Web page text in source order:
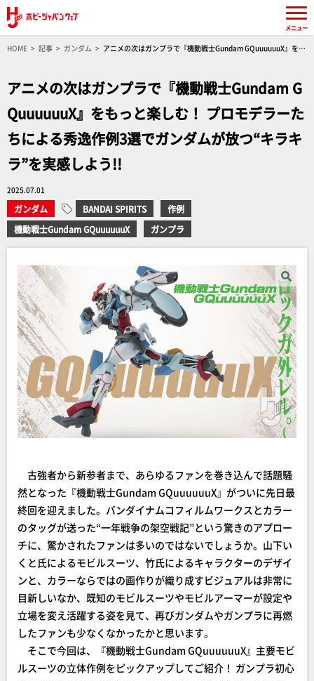
HOME 記事 ガンダム
アニメの次はガンプラで『機動戦士Gundam GQuuuuuuX』をも
アニメの次はガンプラで『機動戦士Gundam G
QuuuuuuX』をもっと楽しむ！ プロモデラーた
ちによる秀逸作例3選でガンダムが放つ“キラキ
ラ”を実感しよう!!
2025.07.01
ガンダム BANDAI SPIRITS
作例
機動戦士Gundam GQuuuuuuX
ガンプラ
古強者から新参者まで、あらゆるファンを巻き込んで話題騒
然となった『機動戦士Gundam GQuuuuuuX』がついに先日最
終回を迎えました。バンダイナムコフィルムワークスとカラー
のタッグが送った“一年戦争の架空戦記”という驚きのアプロー
チに、驚かされたファンは多いのではないでしょうか。山下い
くと氏によるモビルスーツ、竹氏によるキャラクターのデザイ
ンと、カラーならではの画作りが織り成すビジュアルは非常に
目新しいなか、既知のモビルスーツやモビルアーマーが設定や
立場を変え活躍する姿を見て、再びガンダムやガンプラに再燃
したファンも少なくなかったかと思います。
そこで今回は、『機動戦士Gundam GQuuuuuuX』主要モビ
ルスーツの立体作例をピックアップしてご紹介！ ガンプラ初心
メニュー